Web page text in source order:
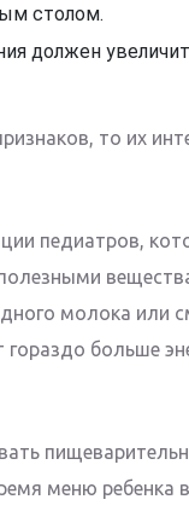
столом.
должен
то их
педиатров,
полезными
молока или
больше
меню